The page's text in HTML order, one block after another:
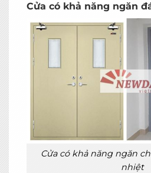
Cửa có khả năng ngăn
Cửa có khả năng ngăn
nhiệt